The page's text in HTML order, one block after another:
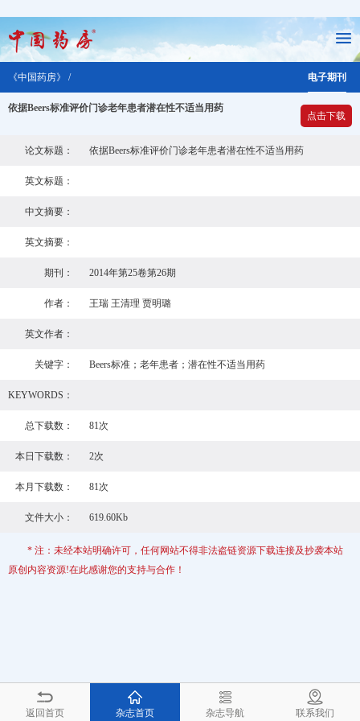
《中国药房》 / 电子期刊
依据Beers标准评价门诊老年患者潜在性不适当用药
点击下载
论文标题： 依据Beers标准评价门诊老年患者潜在性不适当用药
英文标题：
中文摘要：
英文摘要：
期刊： 2014年第25卷第26期
作者： 王瑞 王清理 贾明璐
英文作者：
关键字： Beers标准；老年患者；潜在性不适当用药
KEYWORDS：
总下载数： 81次
本日下载数： 2次
本月下载数： 81次
文件大小： 619.60Kb
* 注：未经本站明确许可，任何网站不得非法盗链资源下载连接及抄袭本站
原创内容资源!在此感谢您的支持与合作！
返回首页 杂志首页 杂志导航 联系我们